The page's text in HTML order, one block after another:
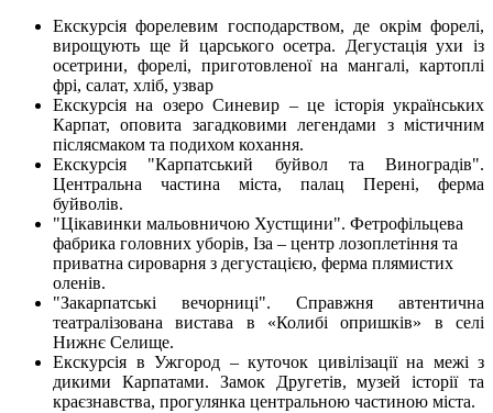
Екскурсія форелевим господарством, де окрім форелі,
вирощують ще й царського осетра. Дегустація ухи із
осетрини, форелі, приготовленої на мангалі, картоплі
фрі, салат, хліб, узвар
Екскурсія на озеро Синевир – це історія українських
Карпат, оповита загадковими легендами з містичним
післясмаком та подихом кохання.
Екскурсія "Карпатський буйвол та Виноградів".
Центральна частина міста, палац Перені, ферма
буйволів.
"Цікавинки мальовничою Хустщини". Фетрофільцева
фабрика головних уборів, Іза – центр лозоплетіння та
приватна сироварня з дегустацією, ферма плямистих
оленів.
"Закарпатські вечорниці". Справжня автентична
театралізована вистава в «Колибі опришків» в селі
Нижнє Селище.
Екскурсія в Ужгород – куточок цивілізації на межі з
дикими Карпатами. Замок Другетів, музей історії та
краєзнавства, прогулянка центральною частиною міста.